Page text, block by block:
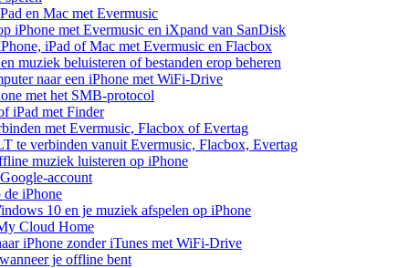
en Mac met Evermusic
iPhone met Evermusic en iXpand van SanDisk
iPad of Mac met Evermusic en Flacbox
muziek beluisteren of bestanden erop beheren
naar een iPhone met WiFi-Drive
met het SMB-protocol
iPad met Finder
met Evermusic, Flacbox of Evertag
te verbinden vanuit Evermusic, Flacbox, Evertag
muziek luisteren op iPhone
account
iPhone
10 en je muziek afspelen op iPhone
Cloud Home
iPhone zonder iTunes met WiFi-Drive
je offline bent